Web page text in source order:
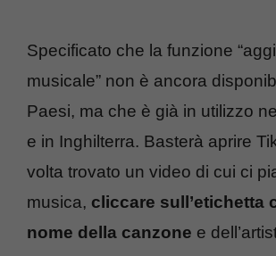
Specificato che la funzione
musicale” non è ancora
Paesi, ma che è già in utilizzo
e in Inghilterra. Basterà aprire
volta trovato un video di cui ci
musica, cliccare sull’etichetta
nome della canzone e